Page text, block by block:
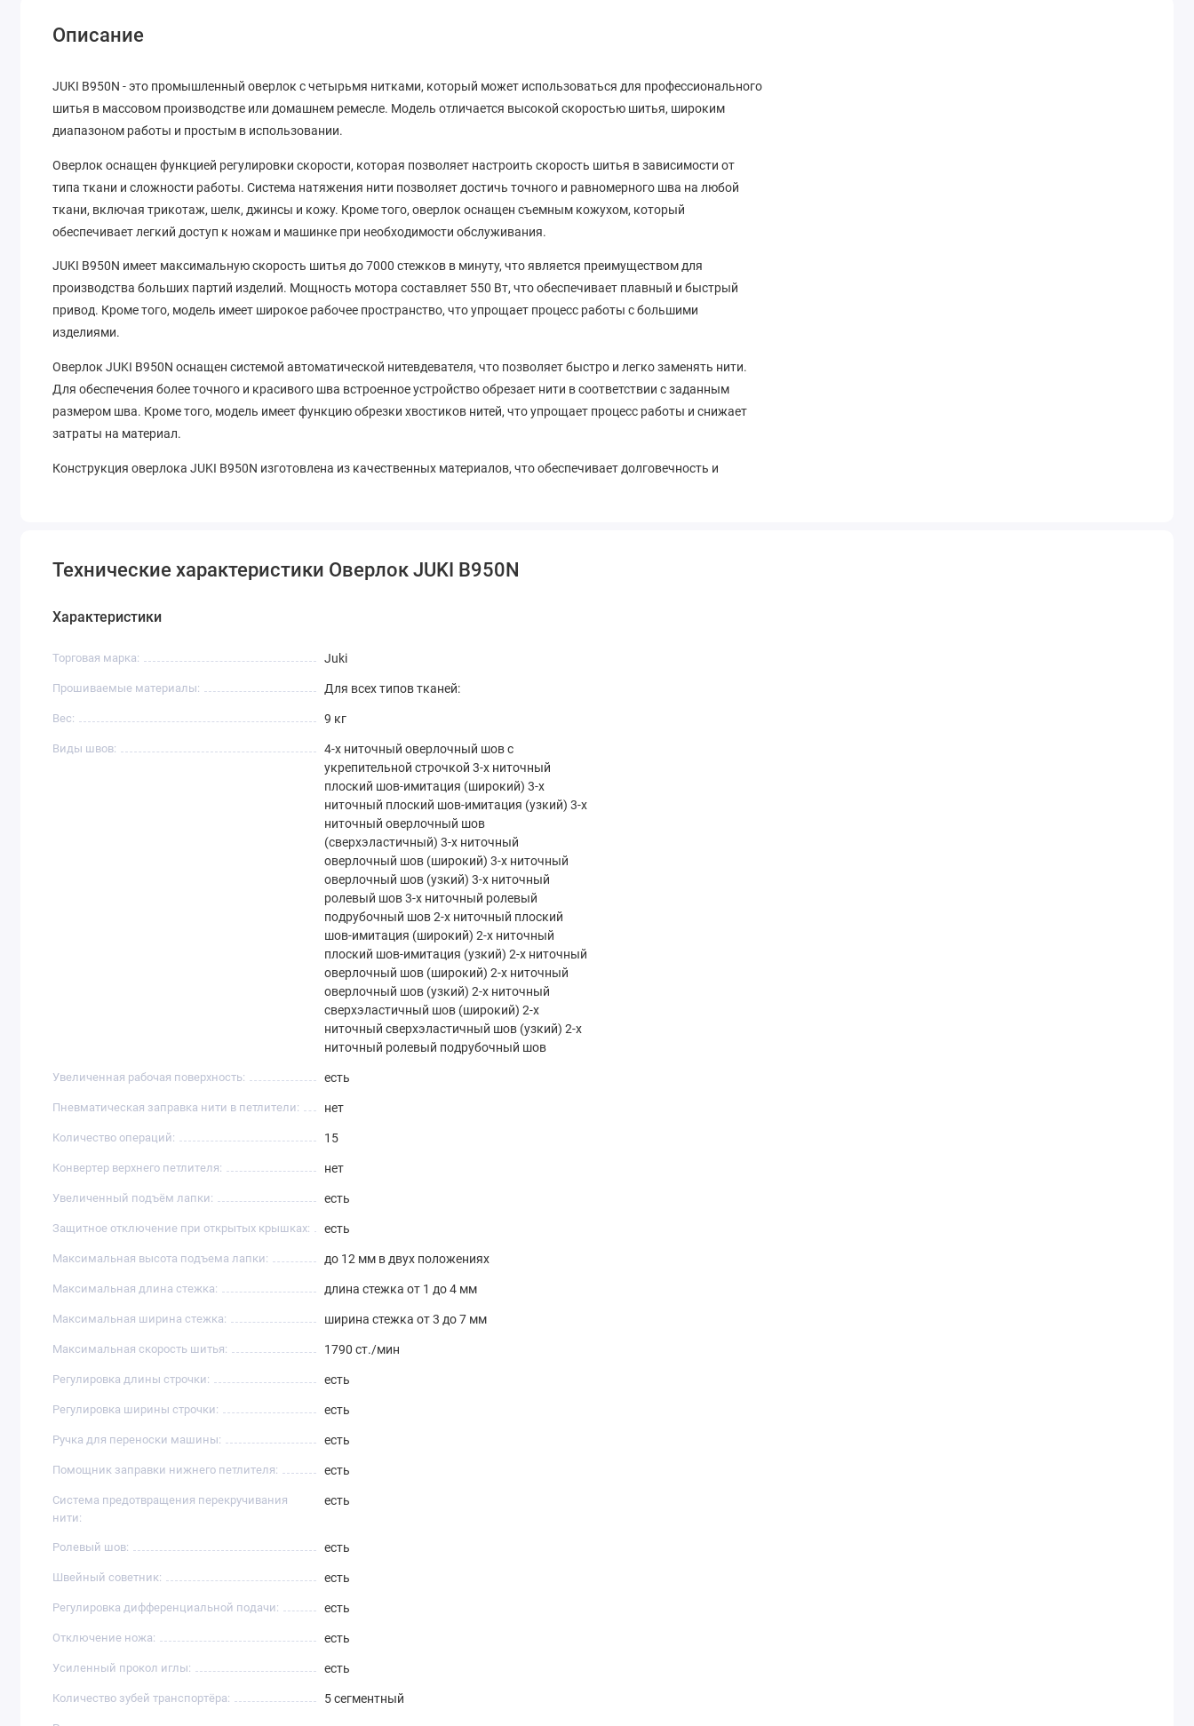
Описание
JUKI B950N - это промышленный оверлок с четырьмя нитками, который может использоваться для профессионального
шитья в массовом производстве или домашнем ремесле. Модель отличается высокой скоростью шитья, широким
диапазоном работы и простым в использовании.
Оверлок оснащен функцией регулировки скорости, которая позволяет настроить скорость шитья в зависимости от
типа ткани и сложности работы. Система натяжения нити позволяет достичь точного и равномерного шва на любой
ткани, включая трикотаж, шелк, джинсы и кожу. Кроме того, оверлок оснащен съемным кожухом, который
обеспечивает легкий доступ к ножам и машинке при необходимости обслуживания.
JUKI B950N имеет максимальную скорость шитья до 7000 стежков в минуту, что является преимуществом для
производства больших партий изделий. Мощность мотора составляет 550 Вт, что обеспечивает плавный и быстрый
привод. Кроме того, модель имеет широкое рабочее пространство, что упрощает процесс работы с большими
изделиями.
Оверлок JUKI B950N оснащен системой автоматической нитевдевателя, что позволяет быстро и легко заменять нити.
Для обеспечения более точного и красивого шва встроенное устройство обрезает нити в соответствии с заданным
размером шва. Кроме того, модель имеет функцию обрезки хвостиков нитей, что упрощает процесс работы и снижает
затраты на материал.
Конструкция оверлока JUKI B950N изготовлена из качественных материалов, что обеспечивает долговечность и
Технические характеристики Оверлок JUKI B950N
Характеристики
Торговая марка: Juki
Прошиваемые материалы: Для всех типов тканей:
Вес: 9 кг
Виды швов:
4-х ниточный оверлочный шов с
укрепительной строчкой 3-х ниточный
плоский шов-имитация (широкий) 3-х
ниточный плоский шов-имитация (узкий) 3-х
ниточный оверлочный шов
(сверхэластичный) 3-х ниточный
оверлочный шов (широкий) 3-х ниточный
оверлочный шов (узкий) 3-х ниточный
ролевый шов 3-х ниточный ролевый
подрубочный шов 2-х ниточный плоский
шов-имитация (широкий) 2-х ниточный
плоский шов-имитация (узкий) 2-х ниточный
оверлочный шов (широкий) 2-х ниточный
оверлочный шов (узкий) 2-х ниточный
сверхэластичный шов (широкий) 2-х
ниточный сверхэластичный шов (узкий) 2-х
ниточный ролевый подрубочный шов
Увеличенная рабочая поверхность: есть
Пневматическая заправка нити в петлители: нет
Количество операций: 15
Конвертер верхнего петлителя: нет
Увеличенный подъём лапки: есть
Защитное отключение при открытых крышках: есть
Максимальная высота подъема лапки: до 12 мм в двух положениях
Максимальная длина стежка: длина стежка от 1 до 4 мм
Максимальная ширина стежка: ширина стежка от 3 до 7 мм
Максимальная скорость шитья: 1790 ст./мин
Регулировка длины строчки: есть
Регулировка ширины строчки: есть
Ручка для переноски машины: есть
Помощник заправки нижнего петлителя: есть
Система предотвращения перекручивания
нити:
есть
Ролевый шов: есть
Швейный советник: есть
Регулировка дифференциальной подачи: есть
Отключение ножа: есть
Усиленный прокол иглы: есть
Количество зубей транспортёра: 5 сегментный